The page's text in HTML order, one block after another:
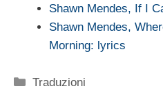
Shawn Mendes, If I
Shawn Mendes,
Morning: lyrics
Categorie
Traduzioni